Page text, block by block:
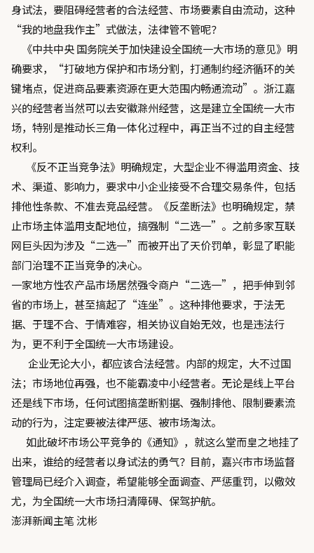
身试法，要阻碍经营者的合法经营、市场要素自由流动，这种
“我的地盘我作主”式做法，法律管不管呢？
《中共中央 国务院关于加快建设全国统一大市场的意见》明
确要求，“打破地方保护和市场分割，打通制约经济循环的关
键堵点，促进商品要素资源在更大范围内畅通流动”。浙江嘉
兴的经营者当然可以去安徽滁州经营，这是建立全国统一大市
场，特别是推动长三角一体化过程中，再正当不过的自主经营
权利。
《反不正当竞争法》明确规定，大型企业不得滥用资金、技
术、渠道、影响力，要求中小企业接受不合理交易条件，包括
排他性条款、不准去竞品经营。《反垄断法》也明确规定，禁
止市场主体滥用支配地位，搞强制“二选一”。之前多家互联
网巨头因为涉及“二选一”而被开出了天价罚单，彰显了职能
部门治理不正当竞争的决心。
一家地方性农产品市场居然强令商户“二选一”，把手伸到邻
省的市场上，甚至搞起了“连坐”。这种排他要求，于法无
据、于理不合、于情难容，相关协议自始无效，也是违法行
为，更不利于全国统一大市场建设。
企业无论大小，都应该合法经营。内部的规定，大不过国
法；市场地位再强，也不能霸凌中小经营者。无论是线上平台
还是线下市场，任何试图搞垄断割据、强制排他、限制要素流
动的行为，注定要被法律严惩、被市场淘汰。
如此破坏市场公平竞争的《通知》，就这么堂而皇之地挂了
出来，谁给的经营者以身试法的勇气？目前，嘉兴市市场监督
管理局已经介入调查，希望能够全面调查、严惩重罚，以儆效
尤，为全国统一大市场扫清障碍、保驾护航。
澎湃新闻主笔 沈彬